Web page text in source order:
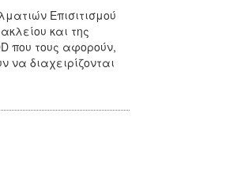
Επισιτισμού
και της
που τους αφορούν,
να διαχειρίζονται